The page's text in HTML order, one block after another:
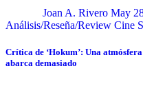
Joan A. Rivero May
Análisis/Reseña/Review Cine
Crítica de ‘Hokum’: Una
abarca demasiado